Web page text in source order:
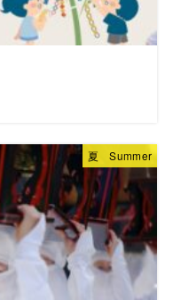
夏 Summer